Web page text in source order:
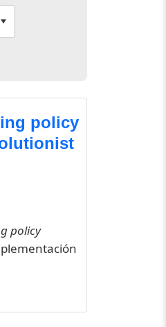
policy
policy